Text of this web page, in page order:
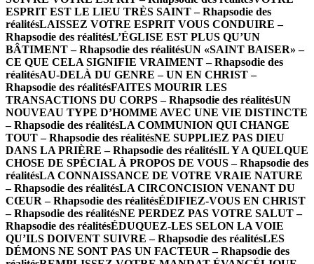
ESPRIT EST LE LIEU TRÈS SAINT – Rhapsodie des
réalitésLAISSEZ VOTRE ESPRIT VOUS CONDUIRE –
Rhapsodie des réalitésL’ÉGLISE EST PLUS QU’UN
BÂTIMENT – Rhapsodie des réalitésUN «SAINT BAISER» –
CE QUE CELA SIGNIFIE VRAIMENT – Rhapsodie des
réalitésAU-DELÀ DU GENRE – UN EN CHRIST –
Rhapsodie des réalitésFAITES MOURIR LES
TRANSACTIONS DU CORPS – Rhapsodie des réalitésUN
NOUVEAU TYPE D’HOMME AVEC UNE VIE DISTINCTE
– Rhapsodie des réalitésLA COMMUNION QUI CHANGE
TOUT – Rhapsodie des réalitésNE SUPPLIEZ PAS DIEU
DANS LA PRIÈRE – Rhapsodie des réalitésIL Y A QUELQUE
CHOSE DE SPÉCIAL À PROPOS DE VOUS – Rhapsodie des
réalitésLA CONNAISSANCE DE VOTRE VRAIE NATURE
– Rhapsodie des réalitésLA CIRCONCISION VENANT DU
CŒUR – Rhapsodie des réalitésÉDIFIEZ-VOUS EN CHRIST
– Rhapsodie des réalitésNE PERDEZ PAS VOTRE SALUT –
Rhapsodie des réalitésÉDUQUEZ-LES SELON LA VOIE
QU’ILS DOIVENT SUIVRE – Rhapsodie des réalitésLES
DÉMONS NE SONT PAS UN FACTEUR – Rhapsodie des